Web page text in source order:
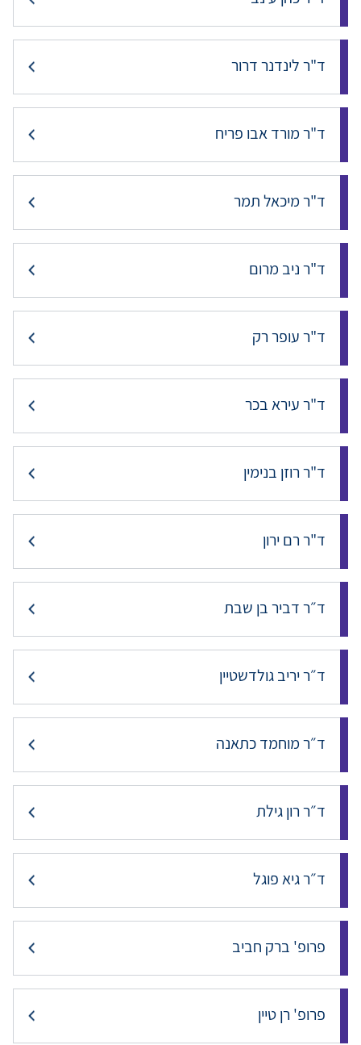
ד"ר לינדנר דרור
ד"ר מורד אבו פריח
ד"ר מיכאל תמר
ד"ר ניב מרום
ד"ר עופר רק
ד"ר עירא בכר
ד"ר רוזן בנימין
ד"ר רם ירון
ד״ר דביר בן שבת
ד״ר יריב גולדשטיין
ד״ר מוחמד כתאנה
ד״ר רון גילת
ד״ר גיא פוגל
פרופ' ברק חביב
פרופ' רן טיין